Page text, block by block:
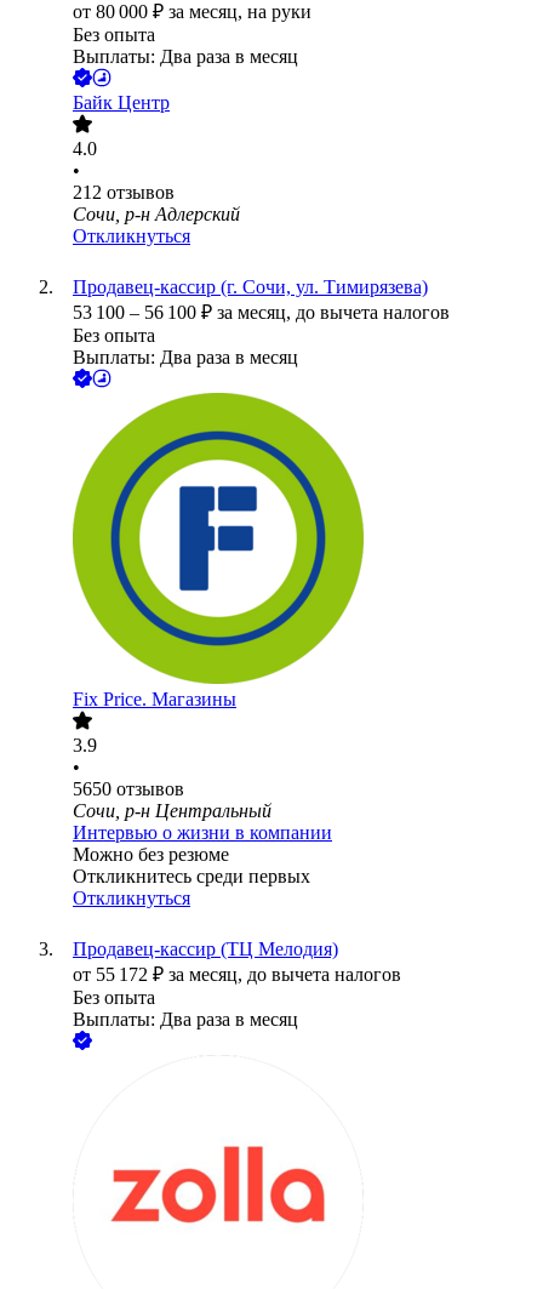
от 80 000 ₽ за месяц, на руки
Без опыта
Выплаты: Два раза в месяц
Байк Центр
4.0
•
212 отзывов
Сочи, р-н Адлерский
Откликнуться
Продавец-кассир (г. Сочи, ул. Тимирязева)
53 100 – 56 100 ₽ за месяц, до вычета налогов
Без опыта
Выплаты: Два раза в месяц
Fix Price. Магазины
3.9
•
5650 отзывов
Сочи, р-н Центральный
Интервью о жизни в компании
Можно без резюме
Откликнитесь среди первых
Откликнуться
Продавец-кассир (ТЦ Мелодия)
от 55 172 ₽ за месяц, до вычета налогов
Без опыта
Выплаты: Два раза в месяц